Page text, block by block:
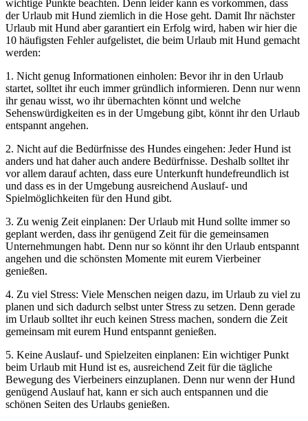
wichtige Punkte beachten. Denn leider kann es vorkommen, dass
der Urlaub mit Hund ziemlich in die Hose geht. Damit Ihr nächster
Urlaub mit Hund aber garantiert ein Erfolg wird, haben wir hier die
10 häufigsten Fehler aufgelistet, die beim Urlaub mit Hund gemacht
werden:
1. Nicht genug Informationen einholen: Bevor ihr in den Urlaub
startet, solltet ihr euch immer gründlich informieren. Denn nur wenn
ihr genau wisst, wo ihr übernachten könnt und welche
Sehenswürdigkeiten es in der Umgebung gibt, könnt ihr den Urlaub
entspannt angehen.
2. Nicht auf die Bedürfnisse des Hundes eingehen: Jeder Hund ist
anders und hat daher auch andere Bedürfnisse. Deshalb solltet ihr
vor allem darauf achten, dass eure Unterkunft hundefreundlich ist
und dass es in der Umgebung ausreichend Auslauf- und
Spielmöglichkeiten für den Hund gibt.
3. Zu wenig Zeit einplanen: Der Urlaub mit Hund sollte immer so
geplant werden, dass ihr genügend Zeit für die gemeinsamen
Unternehmungen habt. Denn nur so könnt ihr den Urlaub entspannt
angehen und die schönsten Momente mit eurem Vierbeiner
genießen.
4. Zu viel Stress: Viele Menschen neigen dazu, im Urlaub zu viel zu
planen und sich dadurch selbst unter Stress zu setzen. Denn gerade
im Urlaub solltet ihr euch keinen Stress machen, sondern die Zeit
gemeinsam mit eurem Hund entspannt genießen.
5. Keine Auslauf- und Spielzeiten einplanen: Ein wichtiger Punkt
beim Urlaub mit Hund ist es, ausreichend Zeit für die tägliche
Bewegung des Vierbeiners einzuplanen. Denn nur wenn der Hund
genügend Auslauf hat, kann er sich auch entspannen und die
schönen Seiten des Urlaubs genießen.